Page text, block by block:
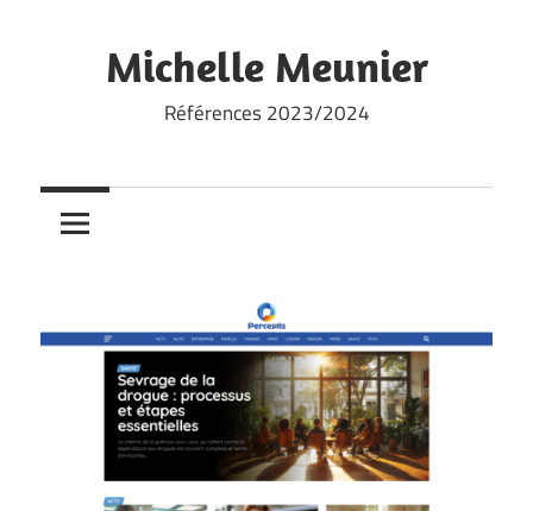
Michelle Meunier
Références 2023/2024